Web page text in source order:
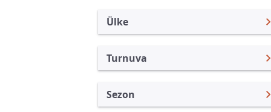
Ülke
Rusya
Türkiye
Turnuva
Rusya Kupası
Sezon